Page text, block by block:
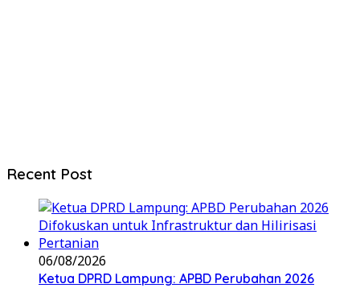
Recent Post
06/08/2026
Ketua DPRD Lampung: APBD Perubahan 2026